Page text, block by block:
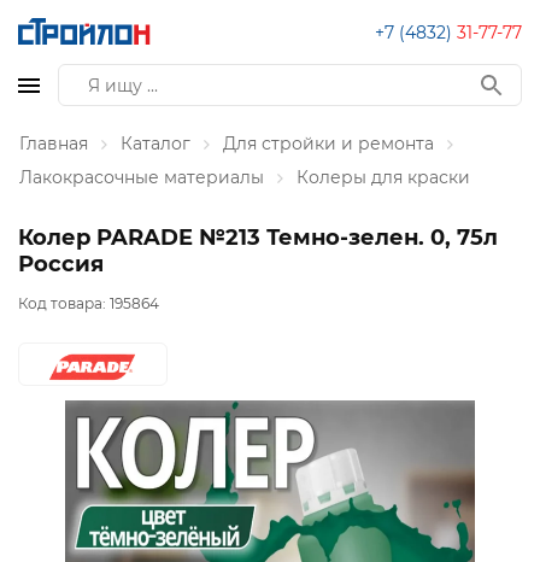
+7 (4832) 31-77-77
Главная Каталог
Для стройки и ремонта
Лакокрасочные материалы
Колеры для краски
Колер PARADE №213 Темно-зелен. 0, 75л
Россия
Код товара: 195864